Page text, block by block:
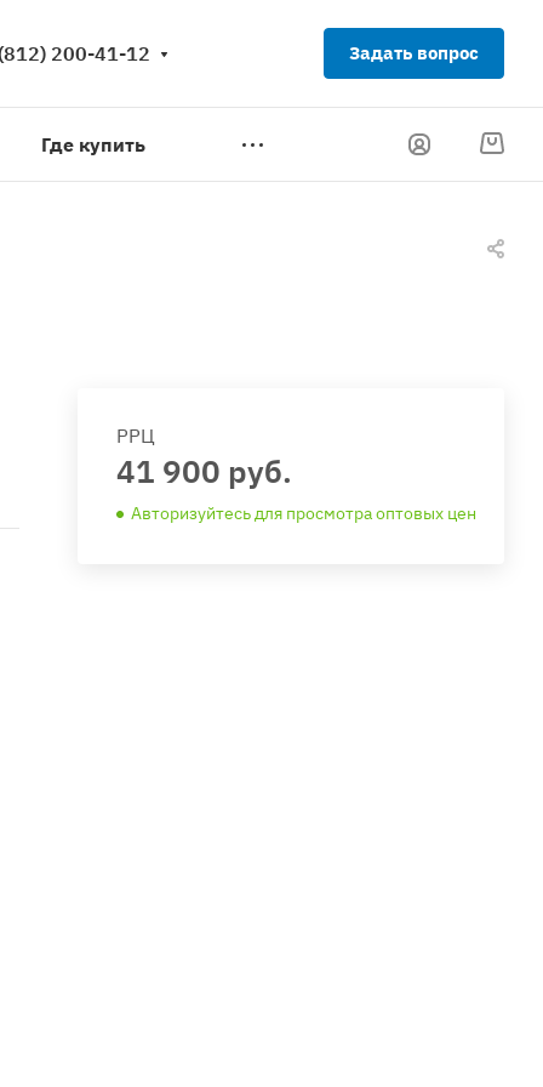
200-41-12 Задать вопрос
Где купить
РРЦ
41 900 руб.
Авторизуйтесь для просмотра оптовых цен